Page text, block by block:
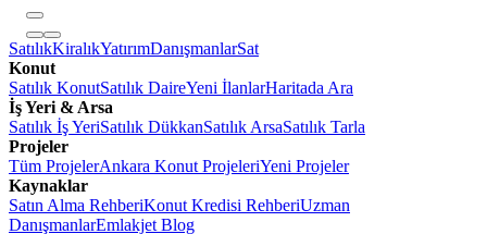
SatılıkKiralıkYatırımDanışmanlarSat
Konut
Satılık KonutSatılık DaireYeni İlanlarHaritada Ara
İş Yeri & Arsa
Satılık İş YeriSatılık DükkanSatılık ArsaSatılık Tarla
Projeler
Tüm ProjelerAnkara Konut ProjeleriYeni Projeler
Kaynaklar
Satın Alma RehberiKonut Kredisi RehberiUzman
DanışmanlarEmlakjet Blog